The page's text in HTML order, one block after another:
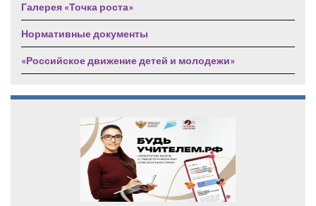
Галерея «Точка роста»
Нормативные документы
«Российское движение детей и молодежи»